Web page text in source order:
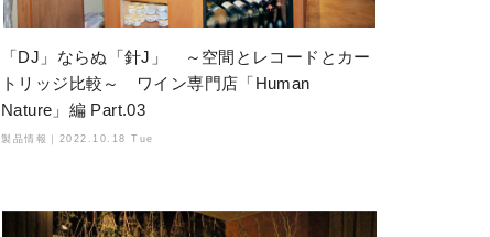
「DJ」ならぬ「針J」 ～空間とレコードとカー
トリッジ比較～ ワイン専門店「Human
Nature」編 Part.03
製品情報｜ 2022.10.18 Tue